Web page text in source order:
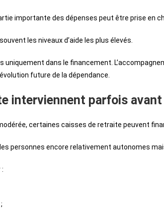
importante des dépenses peut être prise en
les niveaux d’aide les plus élevés.
uniquement dans le financement.
future de la dépendance.
interviennent parfois avant
certaines caisses de retraite peuvent
personnes encore relativement autonomes